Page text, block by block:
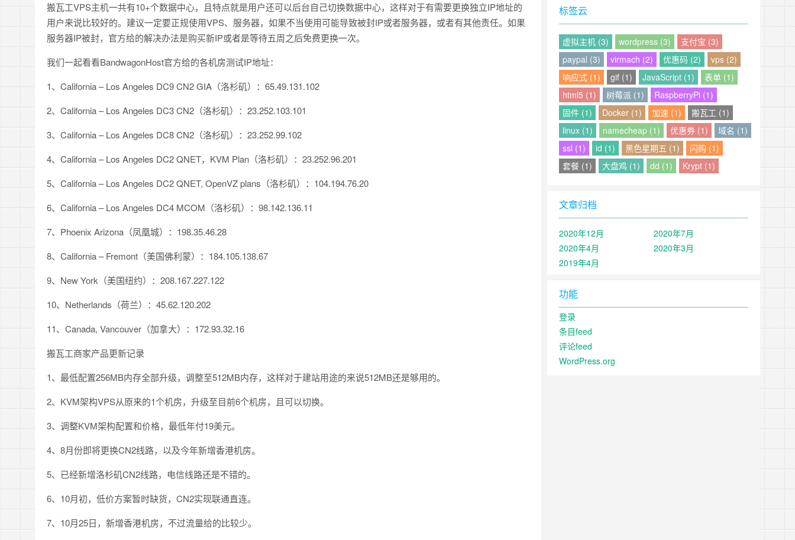
搬瓦工VPS主机一共有10+个数据中心，且特点就是用户还可以后台自己切换数据中心，这样对于有需要更换独立IP地址的
用户来说比较好的。建议一定要正规使用VPS、服务器，如果不当使用可能导致被封IP或者服务器，或者有其他责任。如果
服务器IP被封，官方给的解决办法是购买新IP或者是等待五周之后免费更换一次。
我们一起看看BandwagonHost官方给的各机房测试IP地址：
1、California – Los Angeles DC9 CN2 GIA（洛杉矶）：65.49.131.102
2、California – Los Angeles DC3 CN2（洛杉矶）：23.252.103.101
3、California – Los Angeles DC8 CN2（洛杉矶）：23.252.99.102
4、California – Los Angeles DC2 QNET，KVM Plan（洛杉矶）：23.252.96.201
5、California – Los Angeles DC2 QNET, OpenVZ plans（洛杉矶）：104.194.76.20
6、California – Los Angeles DC4 MCOM（洛杉矶）：98.142.136.11
7、Phoenix Arizona（凤凰城）：198.35.46.28
8、California – Fremont（美国佛利蒙）：184.105.138.67
9、New York（美国纽约）：208.167.227.122
10、Netherlands（荷兰）：45.62.120.202
11、Canada, Vancouver（加拿大）：172.93.32.16
搬瓦工商家产品更新记录
1、最低配置256MB内存全部升级，调整至512MB内存，这样对于建站用途的来说512MB还是够用的。
2、KVM架构VPS从原来的1个机房，升级至目前6个机房，且可以切换。
3、调整KVM架构配置和价格，最低年付19美元。
4、8月份即将更换CN2线路，以及今年新增香港机房。
5、已经新增洛杉矶CN2线路，电信线路还是不错的。
6、10月初，低价方案暂时缺货，CN2实现联通直连。
7、10月25日，新增香港机房，不过流量给的比较少。
标签云
虚拟主机 (3) wordpress (3)
支付宝 (3)
paypal (3)
virmach (2) 优惠码 (2)
vps (2)
响应式 (1)
gif (1) JavaScript (1)
表单 (1)
html5 (1)
树莓派 (1)
RaspberryPi (1)
固件 (1)
Docker (1) 加速 (1)
搬瓦工 (1)
linux (1)
namecheap (1) 优惠券 (1)
域名 (1)
ssl (1)
id (1) 黑色星期五 (1)
闪购 (1)
套餐 (1)
大盘鸡 (1) dd (1) Krypt (1)
文章归档
2020年12月
2020年7月
2020年4月
2020年3月
2019年4月
功能
登录
条目feed
评论feed
WordPress.org